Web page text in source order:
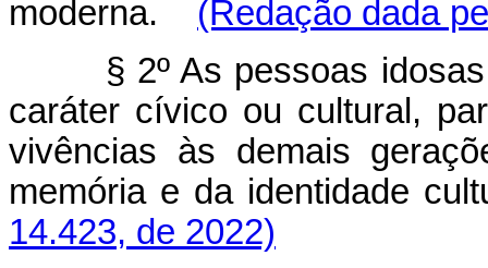
moderna.
(Redação dada
§ 2º As pessoas
caráter cívico ou cultural,
vivências às demais
memória e da identidade
14.423, de 2022)